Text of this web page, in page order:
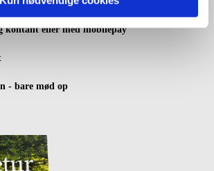
kontant eller med mobilepay
- bare mød op